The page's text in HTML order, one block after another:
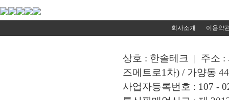
회사소개 이용약
상호 : 한솔테크 |
주소 :
즈메트로1차) / 가양동
사업자등록번호 : 107 -